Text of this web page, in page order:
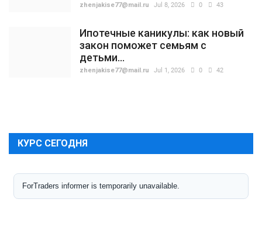
zhenjakise77@mail.ru Jul 8, 2026 0 43
Ипотечные каникулы: как новый
закон поможет семьям с
детьми...
zhenjakise77@mail.ru Jul 1, 2026 0 42
КУРС СЕГОДНЯ